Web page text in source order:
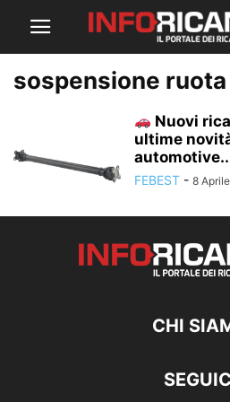
sospensione ruota
Nuovi
ultime
FEBEST - 8
CHI